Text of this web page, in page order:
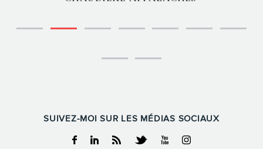
SUIVEZ-MOI SUR LES MÉDIAS SOCIAUX
Facebook
LinkedinRSS TwitterYoutubeInstagram